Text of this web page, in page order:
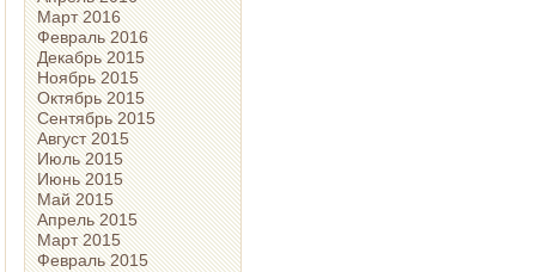
Март 2016
Февраль 2016
Декабрь 2015
Ноябрь 2015
Октябрь 2015
Сентябрь 2015
Август 2015
Июль 2015
Июнь 2015
Май 2015
Апрель 2015
Март 2015
Февраль 2015